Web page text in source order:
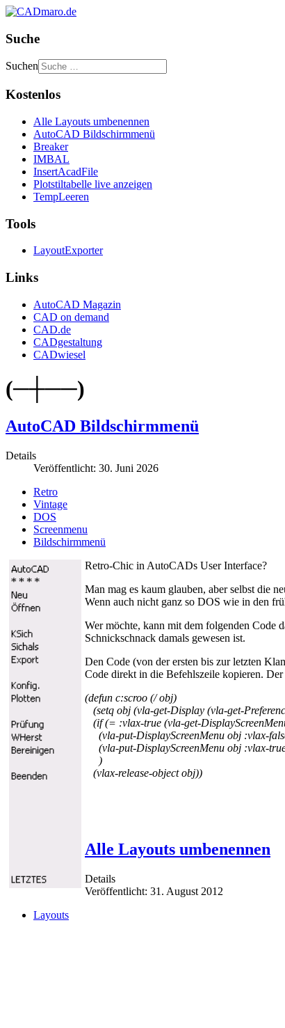
Suche
Suchen
Kostenlos
Alle Layouts umbenennen
AutoCAD Bildschirmmenü
Breaker
IMBAL
InsertAcadFile
Plotstiltabelle live anzeigen
TempLeeren
Tools
LayoutExporter
Links
AutoCAD Magazin
CAD on demand
CAD.de
CADgestaltung
CADwiesel
(─┼──)
AutoCAD Bildschirmmenü
Details
Veröffentlicht: 30. Juni 2026
Retro
Vintage
DOS
Screenmenu
Bildschirmmenü
Retro-Chic in AutoCADs User Interface?
Man mag es kaum glauben, aber selbst die
Wenn auch nicht ganz so DOS wie in den
Wer möchte, kann mit dem folgenden Code
Schnickschnack damals gewesen ist.
Den Code (von der ersten bis zur letzten
Code direkt in die Befehlszeile kopieren.
(defun c:scroo (/ obj)
(setq obj (vla-get-Display (vla-get-
(if (= :vlax-true (vla-get-
(vla-put-DisplayScreenMenu obj :vlax-
(vla-put-DisplayScreenMenu obj :vlax-
)
(vlax-release-object obj))
Alle Layouts umbenennen
Details
Veröffentlicht: 31. August 2012
Layouts